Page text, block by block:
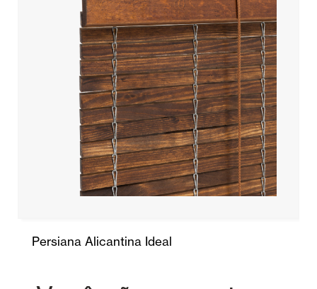
Persiana Alicantina Ideal